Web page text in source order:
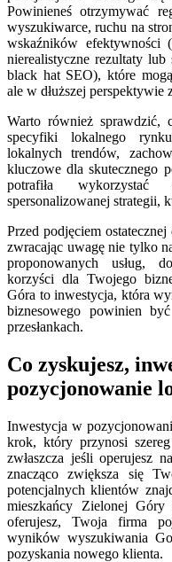
Powinieneś otrzymywać
wyszukiwarce, ruchu na
wskaźników efektywności
nierealistyczne rezultaty
black hat SEO), które
ale w dłuższej perspektywie
Warto również sprawdzić,
specyfiki lokalnego
lokalnych trendów,
kluczowe dla skutecznego
potrafiła
spersonalizowanej strategii,
Przed podjęciem
zwracając uwagę nie tylko
proponowanych usług,
korzyści dla Twojego
Góra to inwestycja, która
biznesowego powinien
przesłankach.
Co zyskujesz,
pozycjonowanie
Inwestycja w
krok, który przynosi
zwłaszcza jeśli operujesz
znacząco zwiększa się
potencjalnych klientów
mieszkańcy Zielonej
oferujesz, Twoja firma
wyników wyszukiwania
pozyskania nowego klienta.